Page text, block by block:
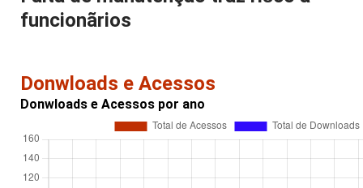
funcionãrios
Donwloads e Acessos
Donwloads e Acessos por ano